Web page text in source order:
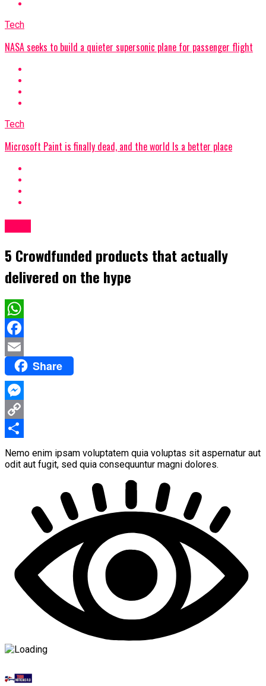
Tech
NASA seeks to build a quieter supersonic plane for passenger flight
Tech
Microsoft Paint is finally dead, and the world Is a better place
5 Crowdfunded products that actually
delivered on the hype
WhatsApp
Facebook
Email Share
Messenger
Copy
Link
Compartir
Nemo enim ipsam voluptatem quia voluptas sit aspernatur aut
odit aut fugit, sed quia consequuntur magni dolores.